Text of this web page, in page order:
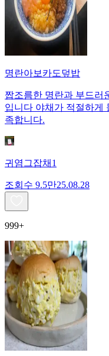
명란아보카도덮밥
짭조름한 명란과 부드러
입니다 야채가 적절하게
족합니다.
귀염그잡채1
조회수 9.5만25.08.28
999+